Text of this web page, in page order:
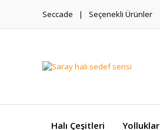
Seccade Seçenekli Ürünler
Halı Çeşitleri Yolluklar